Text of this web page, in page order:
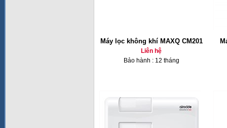
Máy lọc không khí MAXQ CM201
Liên hệ
Bảo hành : 12 tháng